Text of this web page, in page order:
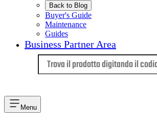
Back to Blog
Buyer's Guide
Maintenance
Guides
Business Partner Area
Menu